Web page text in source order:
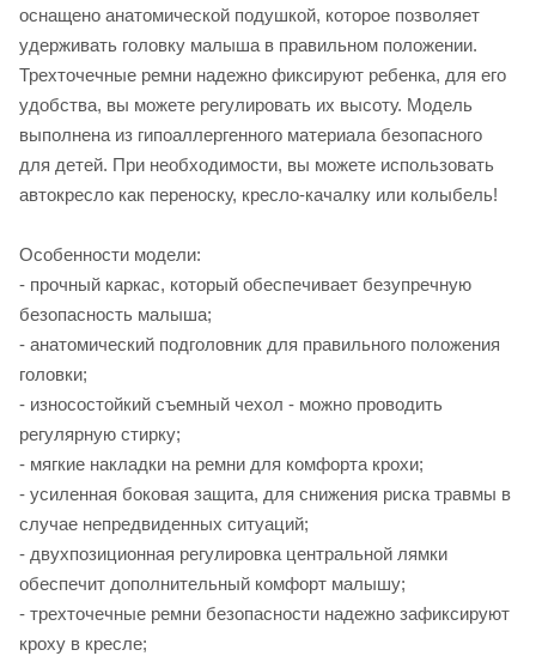
оснащено анатомической подушкой, которое позволяет
удерживать головку малыша в правильном положении.
Трехточечные ремни надежно фиксируют ребенка, для его
удобства, вы можете регулировать их высоту. Модель
выполнена из гипоаллергенного материала безопасного
для детей. При необходимости, вы можете использовать
автокресло как переноску, кресло-качалку или колыбель!
Особенности модели:
- прочный каркас, который обеспечивает безупречную
безопасность малыша;
- анатомический подголовник для правильного положения
головки;
- износостойкий съемный чехол - можно проводить
регулярную стирку;
- мягкие накладки на ремни для комфорта крохи;
- усиленная боковая защита, для снижения риска травмы в
случае непредвиденных ситуаций;
- двухпозиционная регулировка центральной лямки
обеспечит дополнительный комфорт малышу;
- трехточечные ремни безопасности надежно зафиксируют
кроху в кресле;